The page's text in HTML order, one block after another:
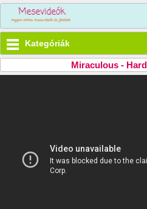
Kategóriák
Miraculous -